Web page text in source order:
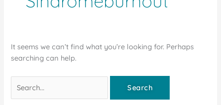
It seems we can’t find what you’re looking for. Perhaps
searching can help.